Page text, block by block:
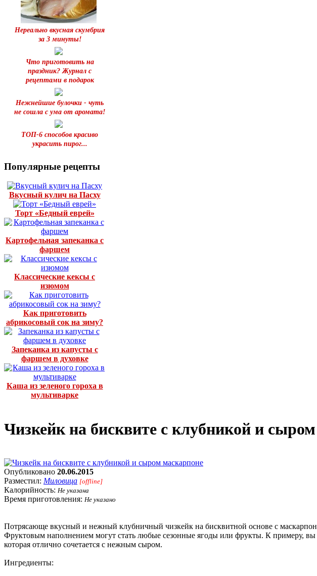
Нереально вкусная скумбрия
за 3 минуты!
Что приготовить на
праздник? Журнал с
рецептами в подарок
Нежнейшие булочки - чуть
не сошла с ума от аромата!
ТОП-6 способов красиво
украсить пирог...
Популярные рецепты
Вкусный кулич на Пасху
Торт «Бедный еврей»
Картофельная запеканка с
фаршем
Классические кексы с
изюмом
Как приготовить
абрикосовый сок на зиму?
Запеканка из капусты с
фаршем в духовке
Каша из зеленого гороха в
мультиварке
Чизкейк на бисквите с клубникой и
Опубликовано 20.06.2015
Разместил: Миловица [offline]
Калорийность: Не указана
Время приготовления: Не указано
Потрясающе вкусный и нежный клубничный чизкейк на бисквитной основе с
Фруктовым наполнением могут стать любые сезонные ягоды или фрукты. К примеру, вы
которая отлично сочетается с нежным сыром.
Ингредиенты: